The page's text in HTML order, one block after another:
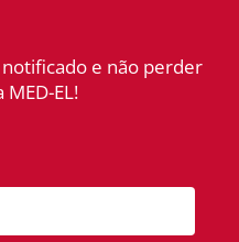
e não perder
EL!